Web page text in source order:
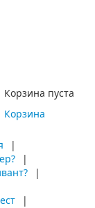
Корзина пуста
Корзина
|
|
|
|